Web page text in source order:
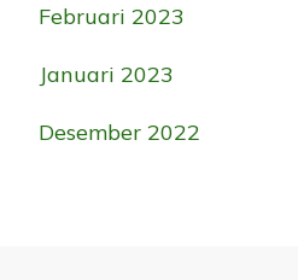
Februari 2023
Januari 2023
Desember 2022